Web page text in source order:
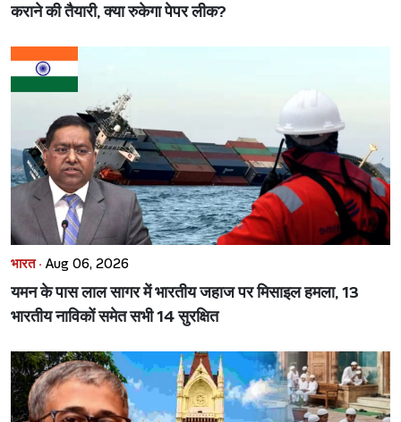
कराने की तैयारी, क्या रुकेगा पेपर लीक?
भारत · Aug 06, 2026
यमन के पास लाल सागर में भारतीय जहाज पर मिसाइल हमला, 13
भारतीय नाविकों समेत सभी 14 सुरक्षित